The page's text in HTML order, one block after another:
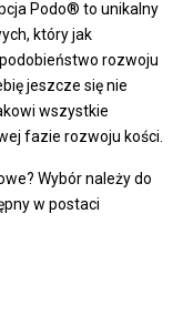
Podo® to unikalny
który jak
rozwoju
jeszcze się nie
wszystkie
fazie rozwoju kości.
Wybór należy do
w postaci